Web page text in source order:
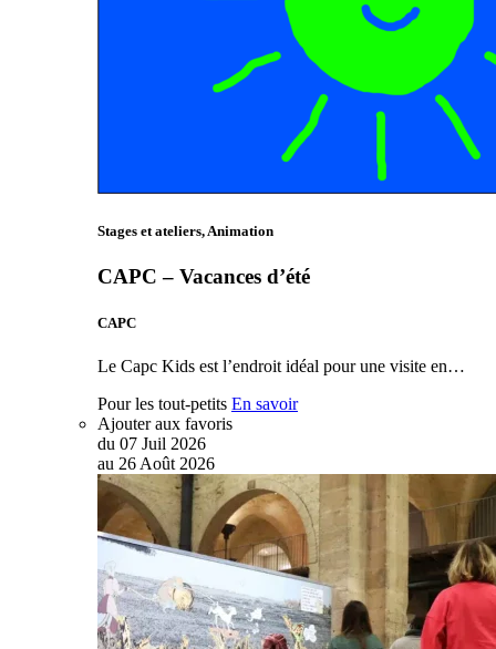
Stages et ateliers, Animation
CAPC – Vacances d’été
CAPC
Le Capc Kids est l’endroit idéal pour une visite en…
Pour les tout-petits En savoir
Ajouter aux favoris
du 07 Juil 2026
au 26 Août 2026